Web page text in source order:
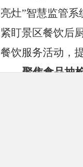
亮灶”智慧监管系
紧盯景区餐饮后
餐饮服务活动，
聚焦食品抽